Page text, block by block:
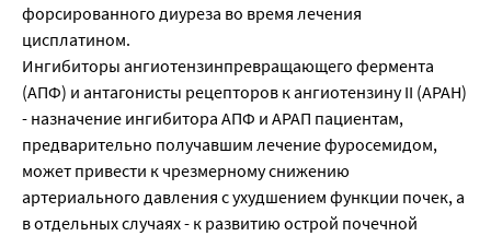
форсированного диуреза во время лечения
цисплатином.
Ингибиторы ангиотензинпревращающего фермента
(АПФ) и антагонисты рецепторов к ангиотензину II (АРАН)
- назначение ингибитора АПФ и АРАП пациентам,
предварительно получавшим лечение фуросемидом,
может привести к чрезмерному снижению
артериального давления с ухудшением функции почек, а
в отдельных случаях - к развитию острой почечной